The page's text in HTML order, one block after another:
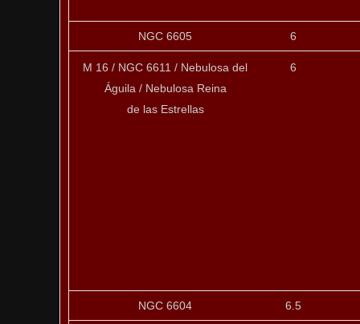
NGC 6605 6
M 16 / NGC 6611 / Nebulosa del
Águila / Nebulosa Reina
de las Estrellas
6
NGC 6604 6.5